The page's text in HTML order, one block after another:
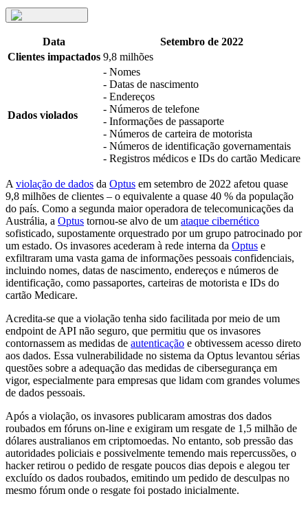
Data
Setembro de 2022
Clientes impactados 9,8 milhões
Dados violados
- Nomes
- Datas de nascimento
- Endereços
- Números de telefone
- Informações de passaporte
- Números de carteira de motorista
- Números de identificação governamentais
- Registros médicos e IDs do cartão Medicare
A violação de dados da Optus em setembro de 2022 afetou quase
9,8 milhões de clientes – o equivalente a quase 40 % da população
do país. Como a segunda maior operadora de telecomunicações da
Austrália, a Optus tornou-se alvo de um ataque cibernético
sofisticado, supostamente orquestrado por um grupo patrocinado por
um estado. Os invasores acederam à rede interna da Optus e
exfiltraram uma vasta gama de informações pessoais confidenciais,
incluindo nomes, datas de nascimento, endereços e números de
identificação, como passaportes, carteiras de motorista e IDs do
cartão Medicare.
Acredita-se que a violação tenha sido facilitada por meio de um
endpoint de API não seguro, que permitiu que os invasores
contornassem as medidas de autenticação e obtivessem acesso direto
aos dados. Essa vulnerabilidade no sistema da Optus levantou sérias
questões sobre a adequação das medidas de cibersegurança em
vigor, especialmente para empresas que lidam com grandes volumes
de dados pessoais.
Após a violação, os invasores publicaram amostras dos dados
roubados em fóruns on-line e exigiram um resgate de 1,5 milhão de
dólares australianos em criptomoedas. No entanto, sob pressão das
autoridades policiais e possivelmente temendo mais repercussões, o
hacker retirou o pedido de resgate poucos dias depois e alegou ter
excluído os dados roubados, emitindo um pedido de desculpas no
mesmo fórum onde o resgate foi postado inicialmente.